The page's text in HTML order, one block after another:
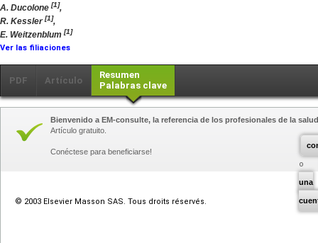
A. Ducolone [1],
R. Kessler[1],
E. Weitzenblum [1]
Ver las filiaciones
PDF Artículo
Resumen
Palabras clave
una
Bienvenido a EM-consulte, la referencia de los profesionales de la
Artículo gratuito.
Conéctese para beneficiarse!
© 2003 Elsevier Masson SAS. Tous droits réservés.